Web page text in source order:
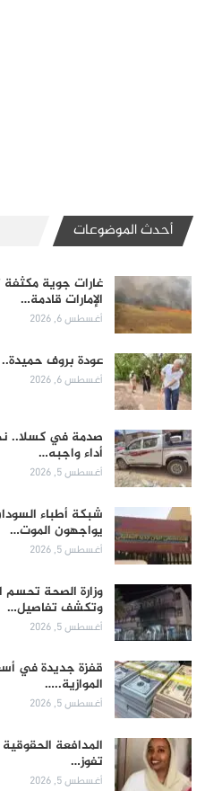
أحدث الموضوعات
غارات جوية مكثفة
الإمارات قادمة…
أغسطس 6, 2026
عودة بروف حميدة..
أغسطس 6, 2026
صدمة في كسلا..
أداء واجبه…
أغسطس 5, 2026
شبكة أطباء
يواجهون الموت…
أغسطس 5, 2026
وزارة الصحة
وتكشف تفاصيل…
أغسطس 5, 2026
قفزة جديدة في
الموازية..…
أغسطس 5, 2026
المدافعة
تفوز…
أغسطس 5, 2026